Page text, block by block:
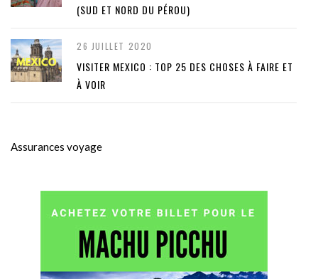
(SUD ET NORD DU PÉROU)
26 JUILLET 2020
VISITER MEXICO : TOP 25 DES CHOSES À FAIRE ET
À VOIR
Assurances voyage